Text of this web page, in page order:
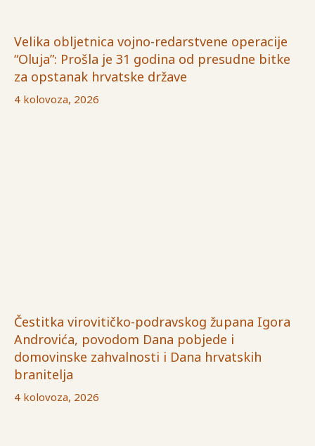
Velika obljetnica vojno-redarstvene operacije
“Oluja”: Prošla je 31 godina od presudne bitke
za opstanak hrvatske države
4 kolovoza, 2026
Čestitka virovitičko-podravskog župana Igora
Androvića, povodom Dana pobjede i
domovinske zahvalnosti i Dana hrvatskih
branitelja
4 kolovoza, 2026